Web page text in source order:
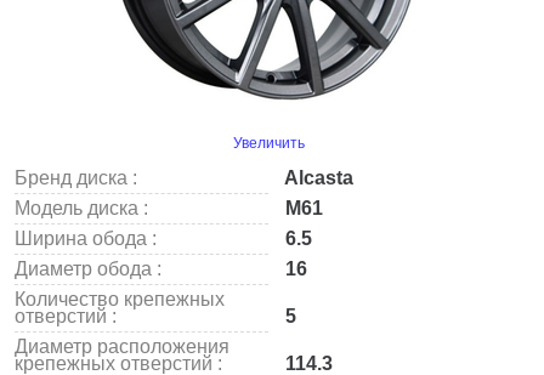
Увеличить
Бренд диска :
Alcasta
Модель диска :
M61
Ширина обода :
6.5
Диаметр обода :
16
Количество крепежных
отверстий :
5
Диаметр расположения
крепежных отверстий :
114.3